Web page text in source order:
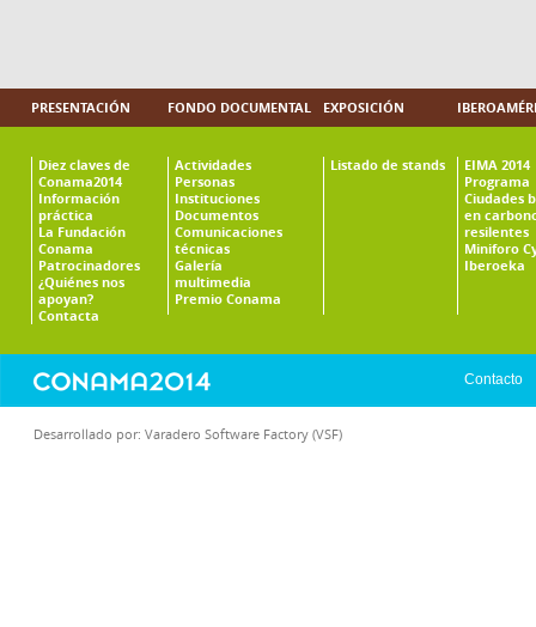
PRESENTACIÓN
Diez claves de
Conama2014
Información
práctica
La Fundación
Conama
Patrocinadores
¿Quiénes nos
apoyan?
Contacta
FONDO DOCUMENTAL
Actividades
Personas
Instituciones
Documentos
Comunicaciones
técnicas
Galería
multimedia
Premio Conama
EXPOSICIÓN
Listado de stands
EIMA 2014
Programa
Ciudades
en
resilentes
Miniforo
Iberoeka
Contacto
Desarrollado por: Varadero Software Factory (VSF)